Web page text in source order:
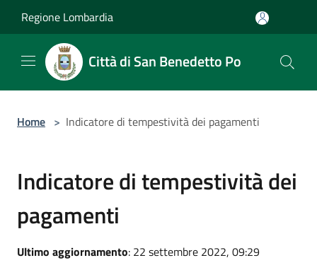
Regione Lombardia
Città di San Benedetto Po
Home > Indicatore di tempestività dei pagamenti
Indicatore di tempestività dei
pagamenti
Ultimo aggiornamento: 22 settembre 2022, 09:29